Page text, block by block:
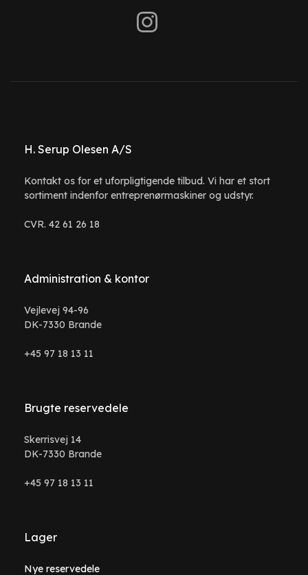
H. Serup Olesen A/S
Kontakt os for et uforpligtigende tilbud. Vi har et stort
sortiment indenfor entreprenørmaskiner og udstyr.
CVR. 42 61 26 18
Administration & kontor
Vejlevej 94-96
DK-7330 Brande
+45 97 18 13 11
Brugte reservedele
Skerrisvej 14
DK-7330 Brande
+45 97 18 13 11
Lager
Nye reservedele